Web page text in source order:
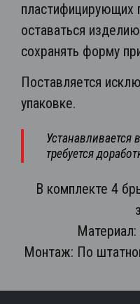
пластифицирующих
оставаться
сохранять форму
Поставляется
упаковке.
Устанавливается
требуется
В комплекте 4
Монтаж: По